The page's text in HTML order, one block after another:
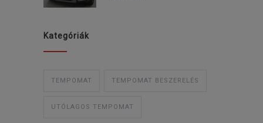
Kategóriák
TEMPOMAT TEMPOMAT BESZERELÉS
UTÓLAGOS TEMPOMAT